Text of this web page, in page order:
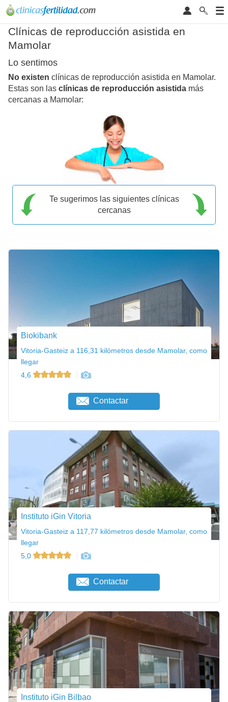
Clínicas de reproducción asistida en
Mamolar
Lo sentimos
No existen clínicas de reproducción asistida en Mamolar.
Estas son las clínicas de reproducción asistida más
cercanas a Mamolar:
Te sugerimos las siguientes clínicas
cercanas
Biokibank
Vitoria-Gasteiz a 116,31 kilómetros desde Mamolar, como
llegar
4,6
Contactar
Instituto iGin Vitoria
Vitoria-Gasteiz a 117,77 kilómetros desde Mamolar, como
llegar
5,0
Contactar
Instituto iGin Bilbao